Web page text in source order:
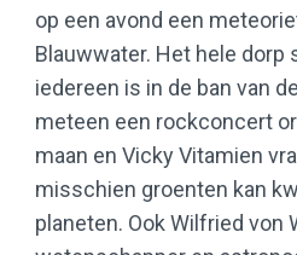
op een avond een
Blauwwater. Het hele dorp
iedereen is in de ban van
meteen een rockconcert
maan en Vicky Vitamien
misschien groenten kan
planeten. Ook Wilfried von